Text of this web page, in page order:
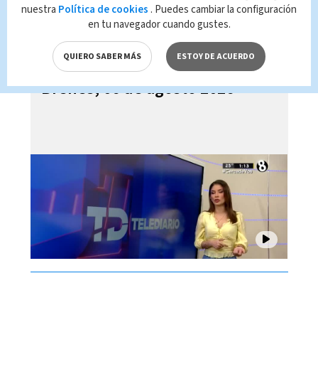
Telediario En Directo con Paula
Brenes, 06 de agosto 2026
nuestra Política de cookies . Puedes cambiar la configuración
en tu navegador cuando gustes.
QUIERO SABER MÁS ESTOY DE ACUERDO